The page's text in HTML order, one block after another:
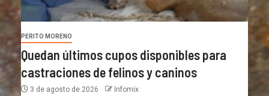
PERITO MORENO
Quedan últimos cupos disponibles para
castraciones de felinos y caninos
3 de agosto de 2026 Infomix